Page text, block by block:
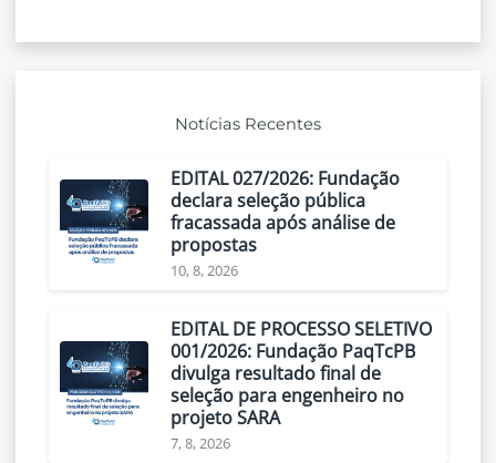
Notícias Recentes
EDITAL 027/2026: Fundação
declara seleção pública
fracassada após análise de
propostas
10, 8, 2026
EDITAL DE PROCESSO SELETIVO
001/2026: Fundação PaqTcPB
divulga resultado final de
seleção para engenheiro no
projeto SARA
7, 8, 2026